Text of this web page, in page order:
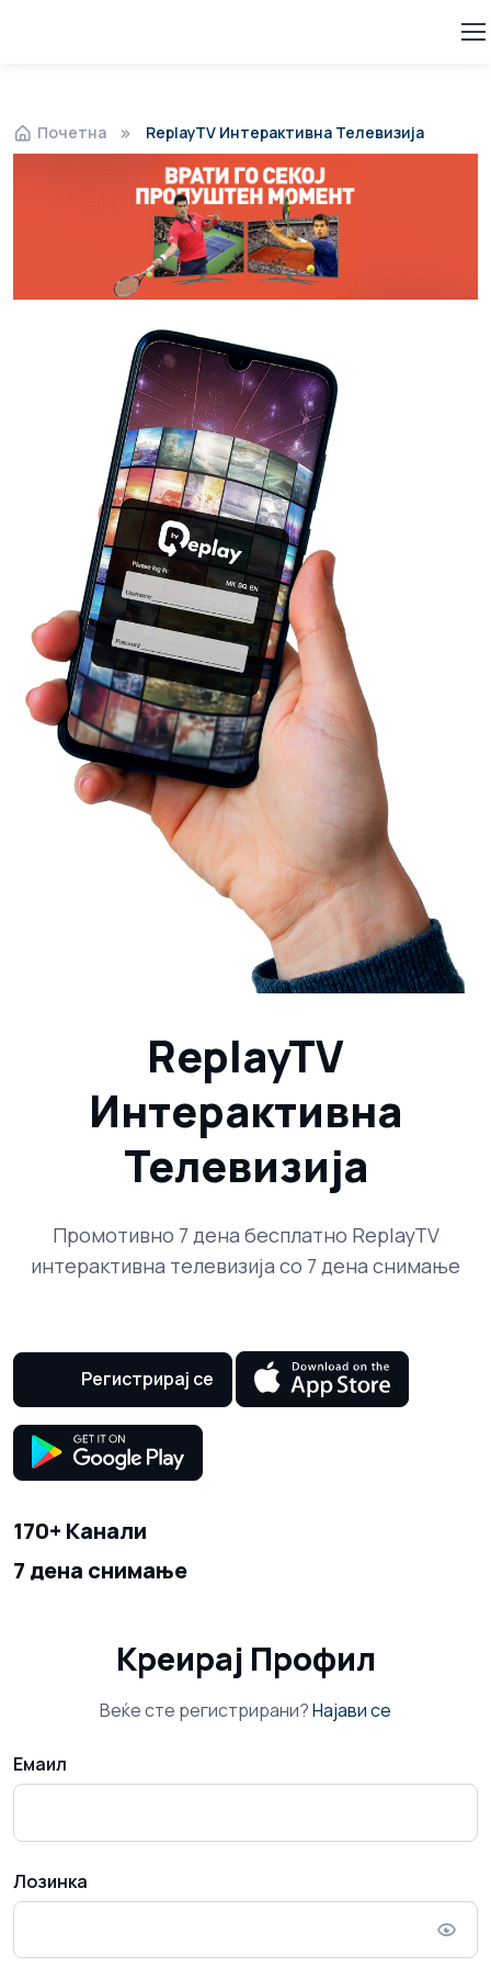
Почетна ReplayTV Интерактивна Телевизија
ReplayTV
Интерактивна
Телевизија
Промотивно 7 дена бесплатно ReplayTV
интерактивна телевизија со 7 дена снимање
Регистрирај се
170+ Канали
7 дена снимање
Креирај Профил
Веќе сте регистрирани?Најави се
Емаил
Лозинка